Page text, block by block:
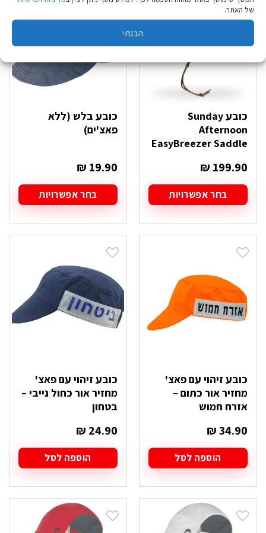
של האתר.
הבנתי
ניתן
לבחור
בעמוד
המוצר
ניתן
בעמוד
המוצר
כובע Sunday
Afternoon
EasyBreezer Saddle
₪ 199.90
בחר אפשרויות
זה
יש
סוגים.
לבחור
את
האפשרויות
בעמוד
המוצר
כובע בלש (ללא
פאצ'ים)
₪ 19.90
בחר אפשרויות
זה
יש
סוגים.
לבחור
את
האפשרויות
בעמוד
המוצר
כובע זיהוי עם פאצ'
מחזיר אור כתום –
אזרח חמוש
₪34.90
הוספה לסל
כובע זיהוי עם פאצ'
מחזיר אור כחול נייבי –
בטחון
₪ 24.90
הוספה לסל